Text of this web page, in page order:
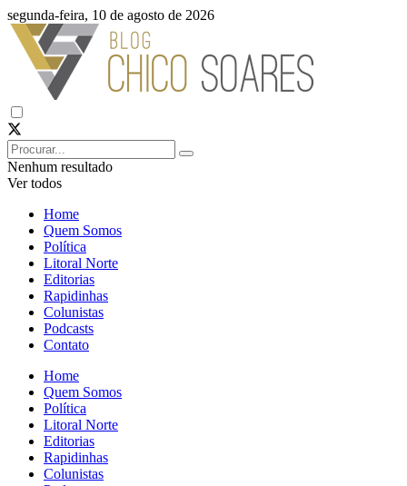
segunda-feira, 10 de agosto de 2026
Nenhum resultado
Ver todos
Home
Quem Somos
Política
Litoral Norte
Editorias
Rapidinhas
Colunistas
Podcasts
Contato
Home
Quem Somos
Política
Litoral Norte
Editorias
Rapidinhas
Colunistas